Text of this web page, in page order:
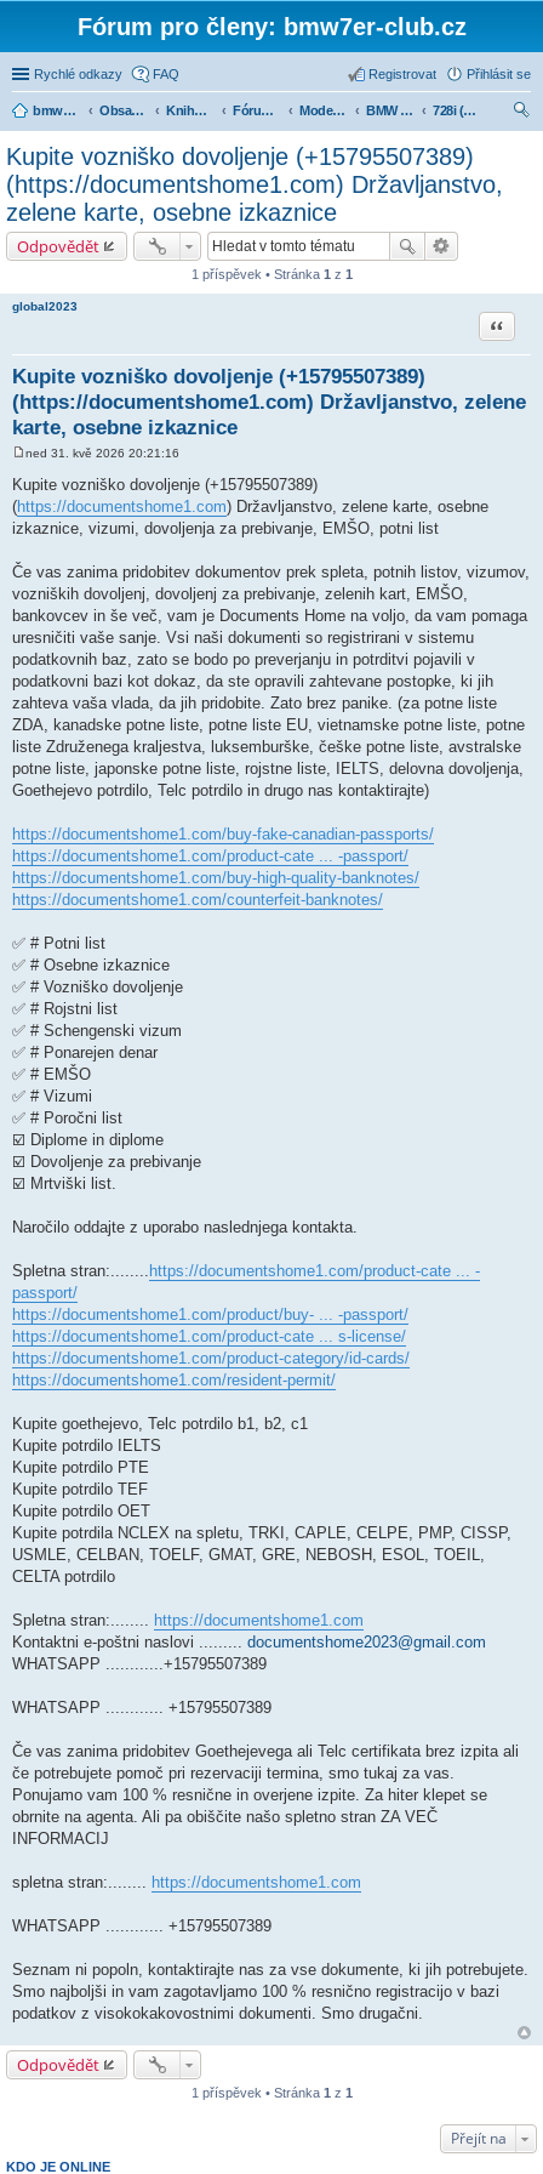
Fórum pro členy: bmw7er-club.cz
Rychlé odkazy FAQ Přihlásit se
Registrovat
bmw7er-club.cz Obsah fóra Knihovna Fórum 7er Modely BMW 7er BMW 7 e38 (1994-2001)
728i (1995-1998)
Kupite vozniško dovoljenje (+15795507389)
(https://documentshome1.com) Državljanstvo,
zelene karte, osebne izkaznice
Odpovědět
1 příspěvek • Stránka 1 z 1
global2023
Kupite vozniško dovoljenje (+15795507389)
(https://documentshome1.com) Državljanstvo, zelene
karte, osebne izkaznice
Citace
í
s
p
ě
k
ned 31. kvě 2026 20:21:16
Kupite vozniško dovoljenje (+15795507389)
(https://documentshome1.com) Državljanstvo, zelene karte, osebne
izkaznice, vizumi, dovoljenja za prebivanje, EMŠO, potni list
Če vas zanima pridobitev dokumentov prek spleta, potnih listov, vizumov,
vozniških dovoljenj, dovoljenj za prebivanje, zelenih kart, EMŠO,
bankovcev in še več, vam je Documents Home na voljo, da vam pomaga
uresničiti vaše sanje. Vsi naši dokumenti so registrirani v sistemu
podatkovnih baz, zato se bodo po preverjanju in potrditvi pojavili v
podatkovni bazi kot dokaz, da ste opravili zahtevane postopke, ki jih
zahteva vaša vlada, da jih pridobite. Zato brez panike. (za potne liste
ZDA, kanadske potne liste, potne liste EU, vietnamske potne liste, potne
liste Združenega kraljestva, luksemburške, češke potne liste, avstralske
potne liste, japonske potne liste, rojstne liste, IELTS, delovna dovoljenja,
Goethejevo potrdilo, Telc potrdilo in drugo nas kontaktirajte)
https://documentshome1.com/buy-fake-canadian-passports/
https://documentshome1.com/product-cate ... -passport/
https://documentshome1.com/buy-high-quality-banknotes/
https://documentshome1.com/counterfeit-banknotes/
✅ # Potni list
✅ # Osebne izkaznice
✅ # Vozniško dovoljenje
✅ # Rojstni list
✅ # Schengenski vizum
✅ # Ponarejen denar
✅ # EMŠO
✅ # Vizumi
✅ # Poročni list
☑️ Diplome in diplome
☑️ Dovoljenje za prebivanje
☑️ Mrtviški list.
Naročilo oddajte z uporabo naslednjega kontakta.
Spletna stran:........ https://documentshome1.com/product-cate ... -
passport/
https://documentshome1.com/product/buy- ... -passport/
https://documentshome1.com/product-cate ... s-license/
https://documentshome1.com/product-category/id-cards/
https://documentshome1.com/resident-permit/
Kupite goethejevo, Telc potrdilo b1, b2, c1
Kupite potrdilo IELTS
Kupite potrdilo PTE
Kupite potrdilo TEF
Kupite potrdilo OET
Kupite potrdila NCLEX na spletu, TRKI, CAPLE, CELPE, PMP, CISSP,
USMLE, CELBAN, TOELF, GMAT, GRE, NEBOSH, ESOL, TOEIL,
CELTA potrdilo
Spletna stran:........ https://documentshome1.com
Kontaktni e-poštni naslovi ......... documentshome2023@gmail.com
WHATSAPP ............+15795507389
WHATSAPP ............ +15795507389
Če vas zanima pridobitev Goethejevega ali Telc certifikata brez izpita ali
če potrebujete pomoč pri rezervaciji termina, smo tukaj za vas.
Ponujamo vam 100 % resnične in overjene izpite. Za hiter klepet se
obrnite na agenta. Ali pa obiščite našo spletno stran ZA VEČ
INFORMACIJ
spletna stran:........ https://documentshome1.com
WHATSAPP ............ +15795507389
Seznam ni popoln, kontaktirajte nas za vse dokumente, ki jih potrebujete.
Smo najboljši in vam zagotavljamo 100 % resnično registracijo v bazi
podatkov z visokokakovostnimi dokumenti. Smo drugačni.
Odpovědět
1 příspěvek • Stránka 1 z 1
Přejít na
KDO JE ONLINE